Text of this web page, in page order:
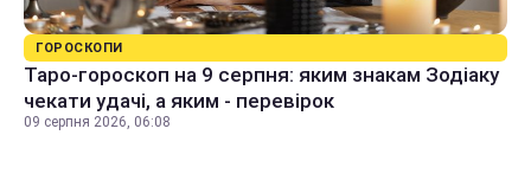
ГОРОСКОПИ
Таро-гороскоп на 9 серпня: яким знакам Зодіаку
чекати удачі, а яким - перевірок
09 серпня 2026, 06:08